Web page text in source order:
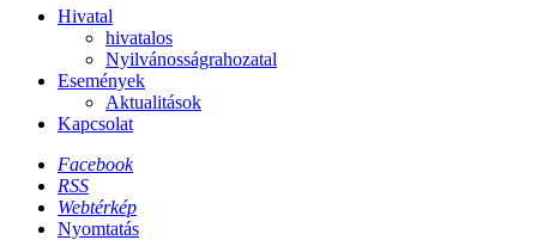
Hivatal
hivatalos
Nyilvánosságrahozatal
Események
Aktualitások
Kapcsolat
Facebook
RSS
Webtérkép
Nyomtatás